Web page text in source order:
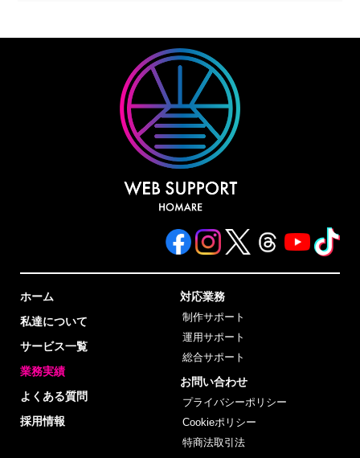
ホーム
私達について
サービス一覧
業務実績
よくある質問
採用情報
対応業務
制作サポート
運用サポート
総合サポート
お問い合わせ
プライバシーポリシー
Cookieポリシー
特商法取引法